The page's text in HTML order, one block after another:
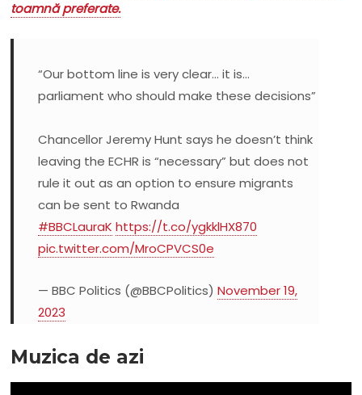
toamnă preferate.
“Our bottom line is very clear… it is…
parliament who should make these decisions”
Chancellor Jeremy Hunt says he doesn’t think
leaving the ECHR is “necessary” but does not
rule it out as an option to ensure migrants
can be sent to Rwanda
#BBCLauraK https://t.co/ygkklHX870
pic.twitter.com/MroCPVCS0e
— BBC Politics (@BBCPolitics)November 19,
2023
Muzica de azi